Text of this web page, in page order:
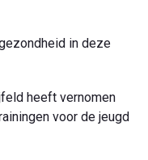
in deze
heeft vernomen
voor de jeugd